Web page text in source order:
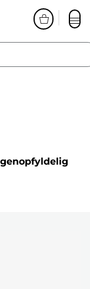
genopfyldelig